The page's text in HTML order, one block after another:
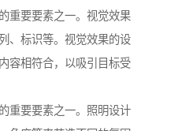
重要要素之一。视觉效果
、标识等。视觉效果的设
容相符合，以吸引目标受
重要要素之一。照明设计